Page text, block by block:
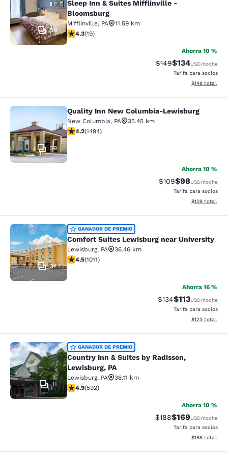
59
Sleep Inn & Suites Mifflinville -
Bloomsburg
Mifflinville, PA
11.59 km
calificación de 4.32 estrellas. Excelente. 19 reseñas
4.3(19)
Ahorra 10 %
Precio tachado:
$149Precio con
$134USD/noche
Tarifa para socios
Ver detalles
$148 total
Quality Inn New Columbia-
29
Quality Inn New Columbia-Lewisburg
New Columbia, PA
35.45 km
calificación de 4.15 estrellas. Muy bueno. 1494 reseñas
4.2(1494)
Ahorra 10 %
Precio tachado:
$109Precio con
$98USD/noche
Tarifa para socios
Ver detalles
$109 total
Comfort Suites Lewisburg near
34
GANADOR DE PREMIO
Comfort Suites Lewisburg near University
Lewisburg, PA
36.46 km
calificación de 4.45 estrellas. Excelente. 1011 reseñas
4.5(1011)
Ahorra 16 %
Precio tachado:
$134Precio con
$113USD/noche
Tarifa para socios
Ver detalles
$123 total
Country Inn & Suites by Radisson,
11
GANADOR DE PREMIO
Country Inn & Suites by Radisson,
Lewisburg, PA
Lewisburg, PA
36.11 km
calificación de 4.94 estrellas. Excepcional. 592
4.9(592)
Ahorra 10 %
Precio tachado:
$188Precio con
$169USD/noche
Tarifa para socios
Ver detalles
$188 total